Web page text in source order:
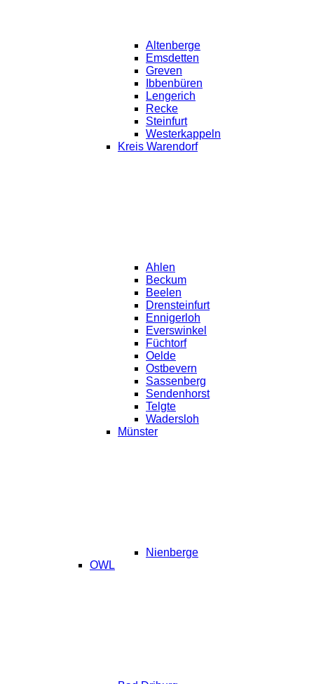
Altenberge
Emsdetten
Greven
Ibbenbüren
Lengerich
Recke
Steinfurt
Westerkappeln
Kreis Warendorf
Ahlen
Beckum
Beelen
Drensteinfurt
Ennigerloh
Everswinkel
Füchtorf
Oelde
Ostbevern
Sassenberg
Sendenhorst
Telgte
Wadersloh
Münster
Nienberge
OWL